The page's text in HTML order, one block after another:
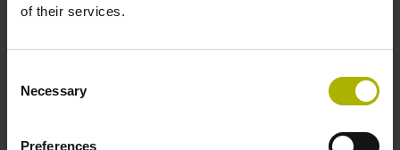
of their services.
Selection
Necessary
Preferences
Schutzart